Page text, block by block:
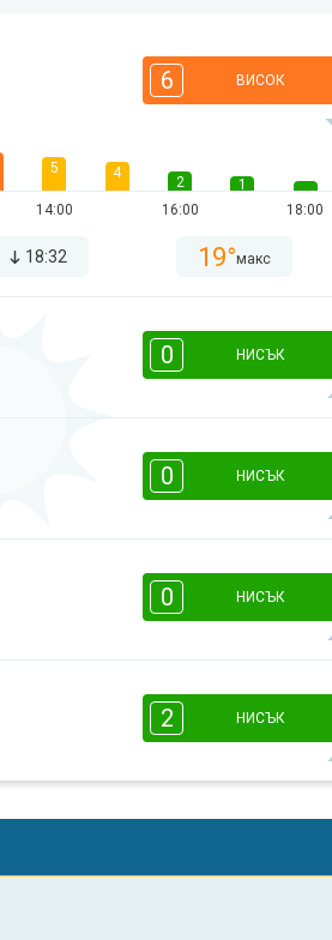
6 ВИСОК
5
14:00
4
2
16:00
1
18:00
18:32 19°макс
0 НИСЪК
16:00 18:00
15°макс
0 НИСЪК
16:00 18:00
12°макс
0 НИСЪК
16:00 18:00
14°макс
2 НИСЪК
18:34 18°макс